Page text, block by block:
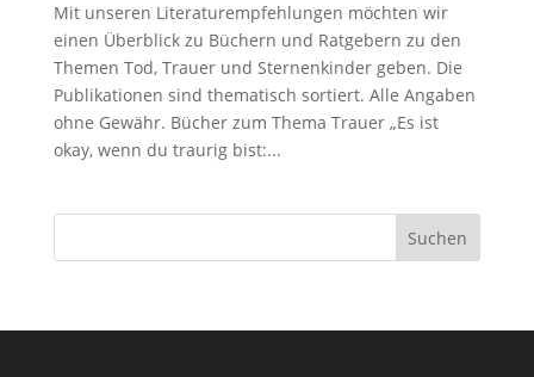
Mit unseren Literaturempfehlungen möchten wir
einen Überblick zu Büchern und Ratgebern zu den
Themen Tod, Trauer und Sternenkinder geben. Die
Publikationen sind thematisch sortiert. Alle Angaben
ohne Gewähr. Bücher zum Thema Trauer „Es ist
okay, wenn du traurig bist:...